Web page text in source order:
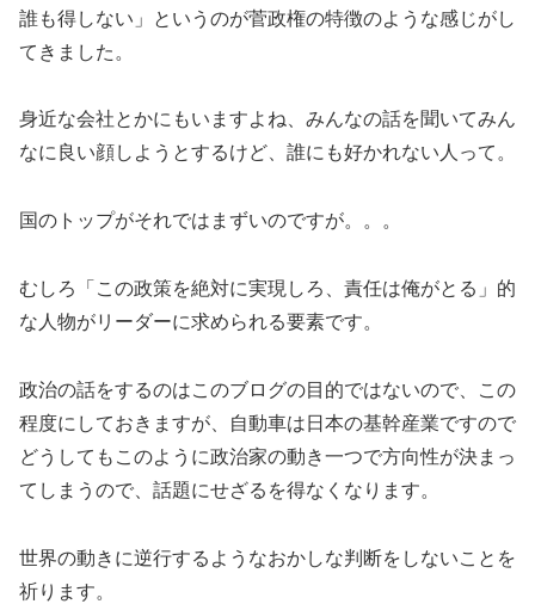
誰も得しない」というのが菅政権の特徴のような感じがし
てきました。
身近な会社とかにもいますよね、みんなの話を聞いてみん
なに良い顔しようとするけど、誰にも好かれない人って。
国のトップがそれではまずいのですが。。。
むしろ「この政策を絶対に実現しろ、責任は俺がとる」的
な人物がリーダーに求められる要素です。
政治の話をするのはこのブログの目的ではないので、この
程度にしておきますが、自動車は日本の基幹産業ですので
どうしてもこのように政治家の動き一つで方向性が決まっ
てしまうので、話題にせざるを得なくなります。
世界の動きに逆行するようなおかしな判断をしないことを
祈ります。